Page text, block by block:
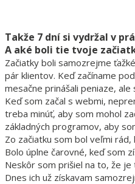
Takže 7 dní si vydržal v
A aké boli tie tvoje
Začiatky boli samozrejme
pár klientov. Keď začíname
mesačne prinášali peniaze, ale
Keď som začal s webmi,
treba minúť, aby som mohol
základných programov, aby
Zo začiatku som bol veľmi
Bolo úplne čarovné, keď som
Neskôr som prišiel na to, že
Dnes ich už získavam